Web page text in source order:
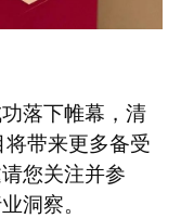
落下帷幕，清
带来更多备受
您关注并参
洞察。